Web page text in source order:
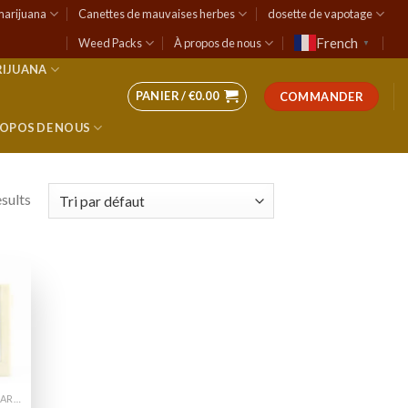
Canettes de mauvaises herbes
dosette de vapotage
Weed Packs
À propos de nous French ▼
DE NOUS
PANIER /€0.00 COMMANDER